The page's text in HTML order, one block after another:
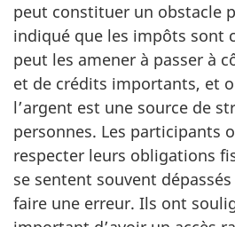
peut constituer un obstacle
indiqué que les impôts sont
peut les amener à passer à
et de crédits importants, et
l’argent est une source de
personnes. Les participants
respecter leurs obligations
se sentent souvent
faire une erreur. Ils ont